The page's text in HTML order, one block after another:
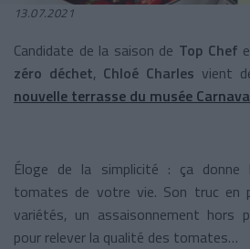
13.07.2021
Candidate de la saison de Top Chef
zéro déchet, Chloé Charles vient
nouvelle terrasse du musée
Éloge de la simplicité : ça donne
tomates de votre vie. Son truc en
variétés, un assaisonnement hors
pour relever la qualité des tomates…